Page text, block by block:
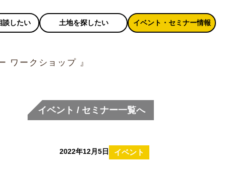
談したい 土地を探したい イベント・セミナー情報
ワークショップ 』
イベント / セミナー一覧へ
イベント
2022年12月5日